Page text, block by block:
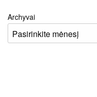
Archyvai